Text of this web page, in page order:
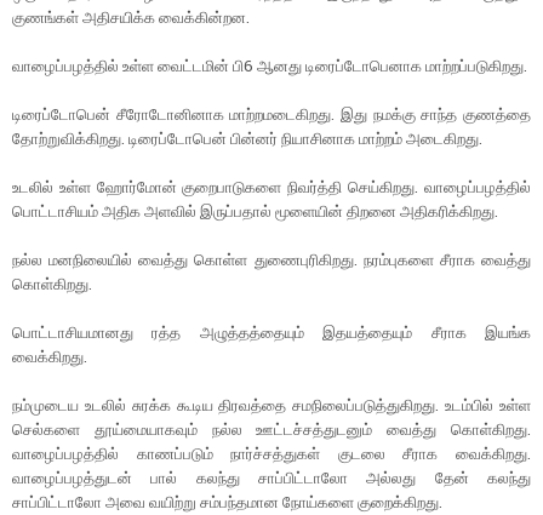
குணங்கள் அதிசயிக்க வைக்கின்றன.
வாழைப்பழத்தில் உள்ள வைட்டமின் பி6 ஆனது டிரைப்டோபெனாக மாற்றப்படுகிறது.
டிரைப்டோபென் சீரோடோனினாக மாற்றமடைகிறது. இது நமக்கு சாந்த குணத்தை
தோற்றுவிக்கிறது. டிரைப்டோபென் பின்னர் நியாசினாக மாற்றம் அடைகிறது.
உடலில் உள்ள ஹோர்மோன் குறைபாடுகளை நிவர்த்தி செய்கிறது. வாழைப்பழத்தில்
பொட்டாசியம் அதிக அளவில் இருப்பதால் மூளையின் திறனை அதிகரிக்கிறது.
நல்ல மனநிலையில் வைத்து கொள்ள துணைபுரிகிறது. நரம்புகளை சீராக வைத்து
கொள்கிறது.
பொட்டாசியமானது ரத்த அழுத்தத்தையும் இதயத்தையும் சீராக இயங்க
வைக்கிறது.
நம்முடைய உடலில் சுரக்க கூடிய திரவத்தை சமநிலைப்படுத்துகிறது. உடம்பில் உள்ள
செல்களை தூய்மையாகவும் நல்ல ஊட்டச்சத்துடனும் வைத்து கொள்கிறது.
வாழைப்பழத்தில் காணப்படும் நார்ச்சத்துகள் குடலை சீராக வைக்கிறது.
வாழைப்பழத்துடன் பால் கலந்து சாப்பிட்டாலோ அல்லது தேன் கலந்து
சாப்பிட்டாலோ அவை வயிற்று சம்பந்தமான நோய்களை குறைக்கிறது.